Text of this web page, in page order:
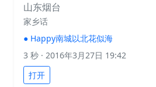
山东烟台
家乡话
● Happy南城以北花似海
3 秒 · 2016年3月27日 19:42
打开